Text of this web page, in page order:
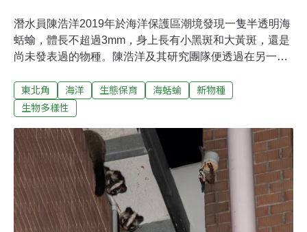
潛水員陳浩洋2019年於海洋保護區潮境發現一隻半透明海
蛞蝓，體長不超過3mm，身上長有小黑斑和大黃斑，還是
尚未發表過的物種。陳浩洋及其研究團隊便透過在另一個
DNA排序分析，證實為角鞘海蛞蝓屬第九個新物種。相關
論文已發表於國際期刊 《ZooKeys》。陳浩洋向《環境資
科學的關鍵人物，提醒要保護棲息地才有機會了解生態系
的全貌。「芝麻」體長不超過3mm台灣海洋大學海洋生物
研究所、國立自然科學博物館、國立台北教育大學自然科
學教育學系，於5月共同發表新物種「芝麻角鞘海蛞蝓」
（Thecacera sesama）。
東北角 海洋 生態保育 海蛞蝓
新物種
生物多樣性